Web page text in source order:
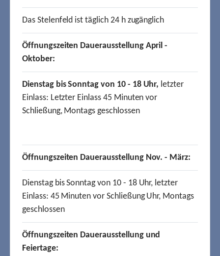
Das Stelenfeld ist täglich 24 h zugänglich
Öffnungszeiten Dauerausstellung April -
Oktober:
Dienstag bis Sonntag von 10 - 18 Uhr, letzter
Einlass: Letzter Einlass 45 Minuten vor
Schließung, Montags geschlossen
Öffnungszeiten Dauerausstellung Nov. - März:
Dienstag bis Sonntag von 10 - 18 Uhr, letzter
Einlass: 45 Minuten vor Schließung Uhr, Montags
geschlossen
Öffnungszeiten Dauerausstellung und
Feiertage: